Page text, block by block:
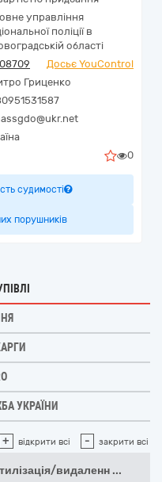
управління
поліції в
області
Досьє YouControl
Гриценко
0
судимості
порушників
УКРАЇНИ
+ відкрити всі - закрити всі
видаленн ...